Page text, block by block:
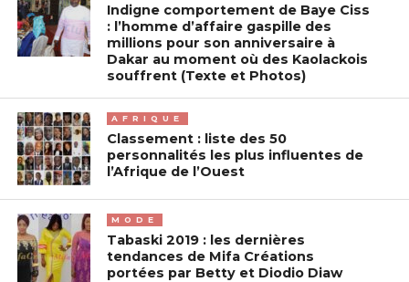
Indigne comportement de Baye Ciss
: l’homme d’affaire gaspille des
millions pour son anniversaire à
Dakar au moment où des Kaolackois
souffrent (Texte et Photos)
AFRIQUE
Classement : liste des 50
personnalités les plus influentes de
l’Afrique de l’Ouest
MODE
Tabaski 2019 : les dernières
tendances de Mifa Créations
portées par Betty et Diodio Diaw